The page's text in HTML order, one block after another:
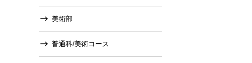
美術部
普通科/美術コース